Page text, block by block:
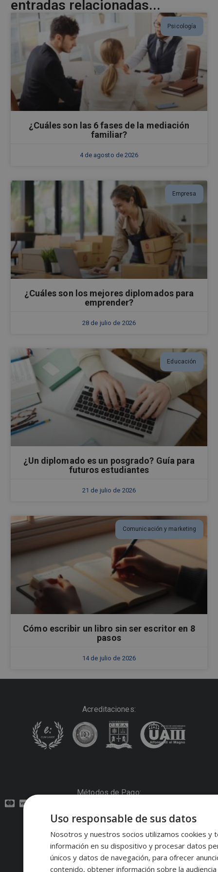
entradas relacionadas...
Psicología
¿Cuáles son las 6 fases de la mediación
familiar?
4 de agosto de 2026
Empresa
¿Cuáles son los mejores diplomados para
emprender?
28 de julio de 2026
Educación
¿Un diplomado es un posgrado? Guía para
futuros estudiantes
21 de julio de 2026
Comunicación y marketing
Cómo escribir un libro sin ser escritor en 8
pasos
14 de julio de 2026
Acreditaciones:
Métodos de Pago:
Contacto:
Síguenos:
Uso responsable de sus datos
Nosotros y nuestros socios utilizamos cookies y
información en su dispositivo y procesar datos
únicos y datos de navegación, para ofrecer
contenido, obtener información sobre la